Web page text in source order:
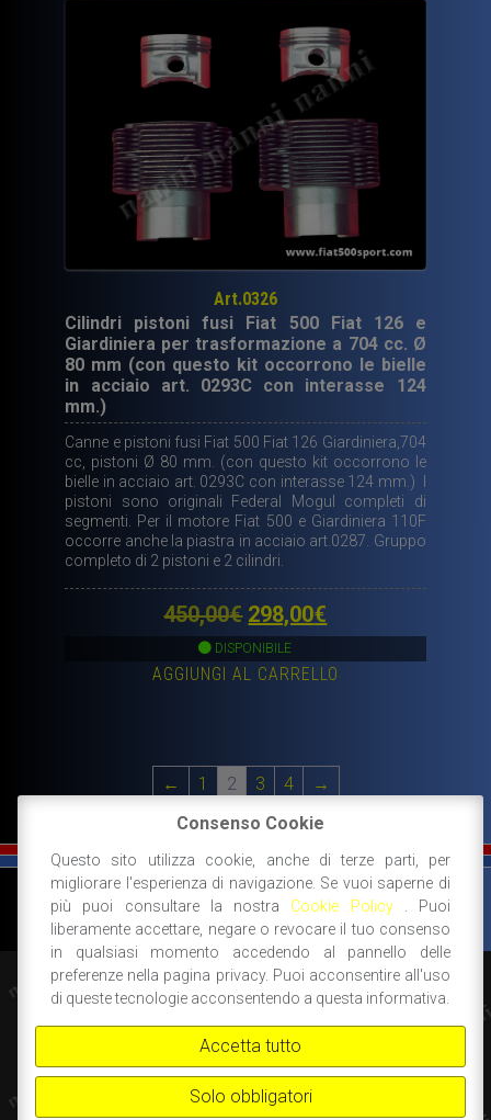
Art.0326
Cilindri pistoni fusi Fiat 500 Fiat 126 e
Giardiniera per trasformazione a 704 cc. Ø
80 mm (con questo kit occorrono le bielle
in acciaio art. 0293C con interasse 124
mm.)
Canne e pistoni fusi Fiat 500 Fiat 126 Giardiniera,704
cc, pistoni Ø 80 mm. (con questo kit occorrono le
bielle in acciaio art. 0293C con interasse 124 mm.) I
pistoni sono originali Federal Mogul completi di
segmenti. Per il motore Fiat 500 e Giardiniera 110F
occorre anche la piastra in acciaio art.0287. Gruppo
completo di 2 pistoni e 2 cilindri.
450,00€ Il
prezzo
originale
298,00€
attuale
DISPONIBILE
AGGIUNGI AL CARRELLO
← 1 2 3 4 →
FIAT 500 SPORT -NANNI RICAMBI, BOLOGNA, ACCESSORI SPORTIVI PER FIAT
500 -
+39 338 3096922 - +39 348 8852994 - INFO@FIAT500SPORT.COM
Consenso Cookie
Questo sito utilizza cookie, anche di terze parti, per
migliorare l'esperienza di navigazione. Se vuoi saperne di
più puoi consultare la nostra Cookie Policy
. Puoi
liberamente accettare, negare o revocare il tuo consenso
in qualsiasi momento accedendo al pannello delle
preferenze nella pagina privacy. Puoi acconsentire all'uso
di queste tecnologie acconsentendo a questa informativa.
Accetta tutto
Solo obbligatori